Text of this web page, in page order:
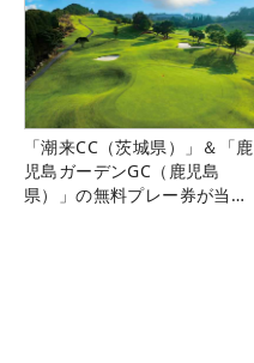
「潮来CC（茨城県）」＆「鹿
児島ガーデンGC（鹿児島
県）」の無料プレー券が当た